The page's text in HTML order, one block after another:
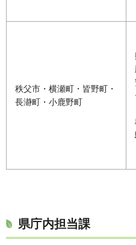
秩父市・横瀬町・皆野町・
長瀞町・小鹿野町
県庁内担当課